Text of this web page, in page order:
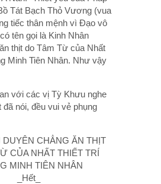
Tát Bạch Thỏ Vương (vua
tiếc thân mệnh vì Đạo vô
tên gọi là Kinh Nhân
thịt do Tâm Từ của Nhất
Minh Tiên Nhân. Như vậy
với các vị Tỳ Khưu nghe
nói, đều vui vẻ phụng
DUYÊN CHẲNG ĂN THỊT
CỦA NHẤT THIẾT TRÍ
MINH TIÊN NHÂN
_Hết_